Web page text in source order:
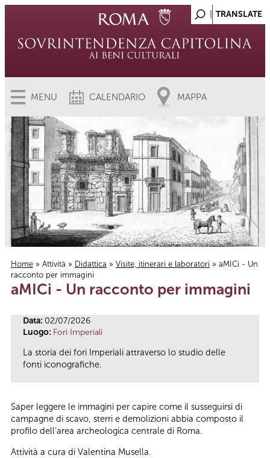
MENU CALENDARIO MAPPA
Tu sei qui
Home » Attività » Didattica » Visite, itinerari e laboratori » aMICi - Un
racconto per immagini
aMICi - Un racconto per immagini
Data: 02/07/2026
Luogo: Fori Imperiali
La storia dei fori Imperiali attraverso lo studio delle
fonti iconografiche.
Saper leggere le immagini per capire come il susseguirsi di
campagne di scavo, sterri e demolizioni abbia composto il
profilo dell’area archeologica centrale di Roma.
Attività a cura di Valentina Musella.